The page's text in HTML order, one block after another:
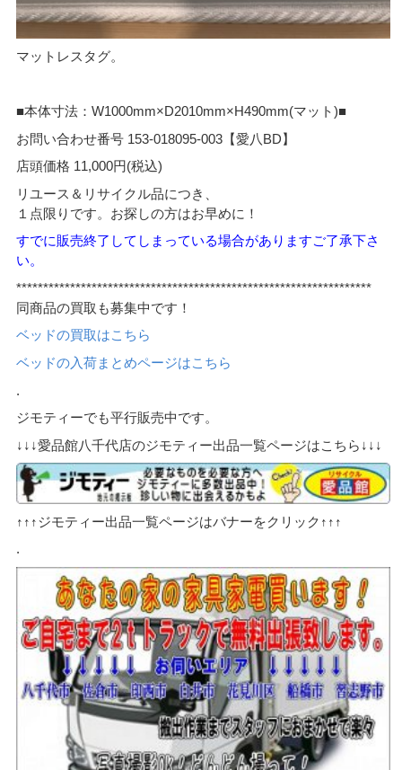
マットレスタグ。
■本体寸法：W1000mm×D2010mm×H490mm(マット)■
お問い合わせ番号 153-018095-003【愛八BD】
店頭価格 11,000円(税込)
リユース＆リサイクル品につき、
１点限りです。お探しの方はお早めに！
すでに販売終了してしまっている場合がありますご了承下さ
い。
******************************************************************
同商品の買取も募集中です！
ベッドの買取はこちら
ベッドの入荷まとめページはこちら
.
ジモティーでも平行販売中です。
↓↓↓愛品館八千代店のジモティー出品一覧ページはこちら↓↓↓
↑↑↑ジモティー出品一覧ページはバナーをクリック↑↑↑
.